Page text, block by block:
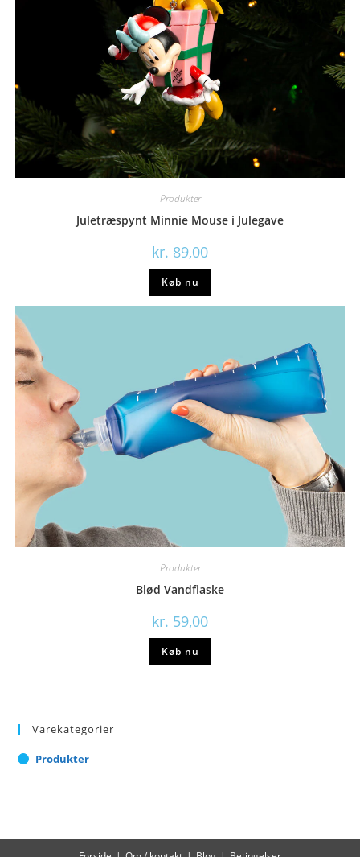
Produkter
Juletræspynt Minnie Mouse i Julegave
kr. 89,00
Køb nu
Produkter
Blød Vandflaske
kr. 59,00
Køb nu
Varekategorier
Produkter